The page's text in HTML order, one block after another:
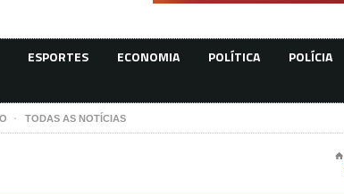
ESPORTES ECONOMIA POLÍTICA POLÍCIA
TODAS AS NOTÍCIAS
⌂